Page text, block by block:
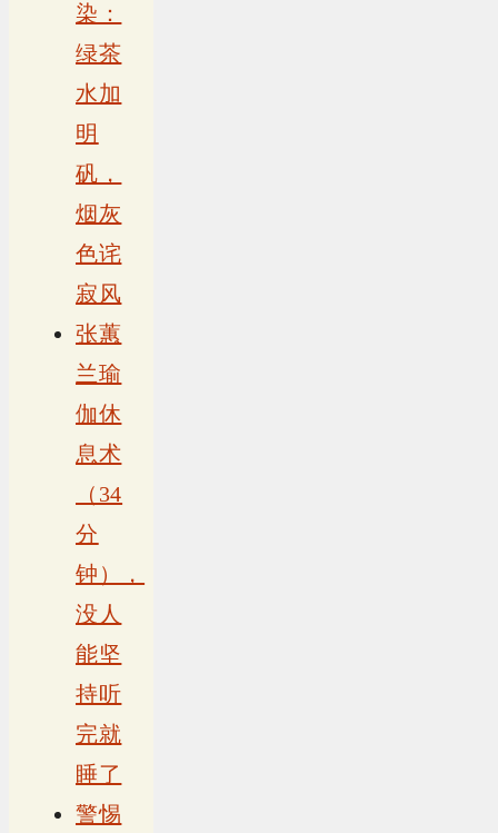
染：
绿茶
水加
明
矾，
烟灰
色诧
寂风
张蕙
兰瑜
伽休
息术
（34
分
钟），
没人
能坚
持听
完就
睡了
警惕